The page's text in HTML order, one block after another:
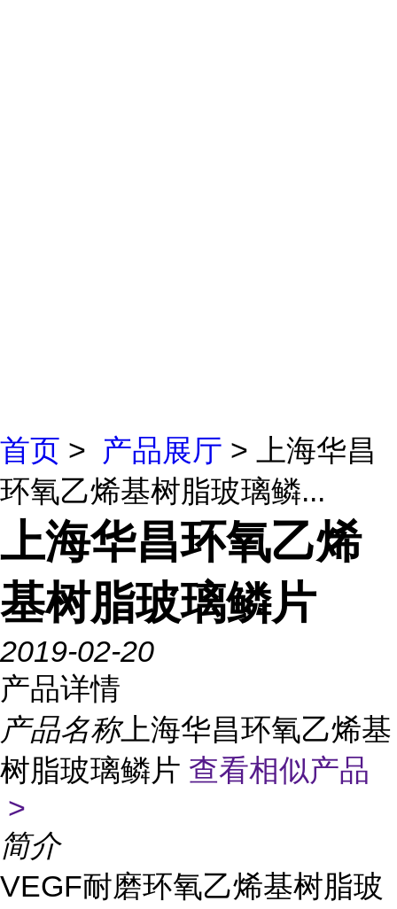
首页 > 产品展厅 > 上海华昌
环氧乙烯基树脂玻璃鳞...
上海华昌环氧乙烯
基树脂玻璃鳞片
2019-02-20
产品详情
产品名称上海华昌环氧乙烯基
树脂玻璃鳞片 查看相似产品
>
简介
VEGF耐磨环氧乙烯基树脂玻